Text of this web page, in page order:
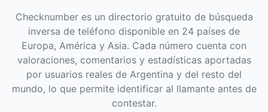
Checknumber es un directorio gratuito de búsqueda
inversa de teléfono disponible en 24 países de
Europa, América y Asia. Cada número cuenta con
valoraciones, comentarios y estadísticas aportadas
por usuarios reales de Argentina y del resto del
mundo, lo que permite identificar al llamante antes de
contestar.